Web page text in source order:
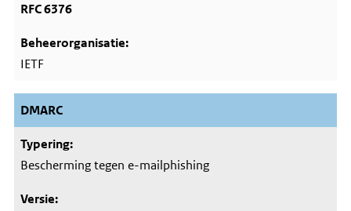
RFC 6376
IETF
DMARC
Bescherming tegen e-mailphishing